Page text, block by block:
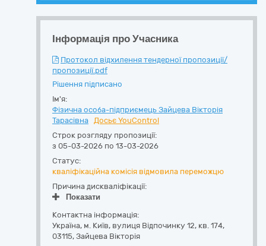
Інформація про Учасника
Протокол відхилення тендерної пропозиції/
пропозиції.pdf
Рішення підписано
Ім'я:
Фізична особа-підприємець Зайцева Вікторія
Тарасівна Досьє YouControl
Строк розгляду пропозиції:
з 05-03-2026 по 13-03-2026
Статус:
кваліфікаційна комісія відмовила переможцю
Причина дискваліфікації:
Показати
Контактна інформація:
Україна, м. Київ, вулиця Відпочинку 12, кв. 174,
03115, Зайцева Вікторія